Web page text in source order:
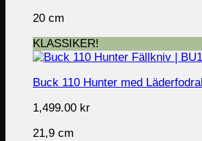
20 cm
KLASSIKER!
Buck 110 Hunter med Läderfodral
1,499.00 kr
21,9 cm